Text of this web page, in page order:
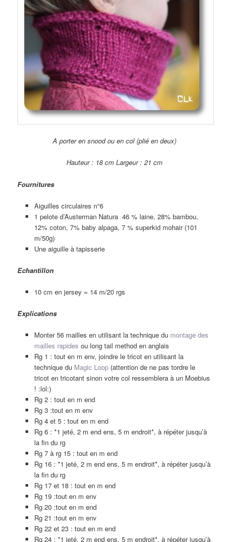
A porter en snood ou en col (plié en deux)
Hauteur : 18 cm Largeur : 21 cm
Fournitures
Aiguilles circulaires n°6
1 pelote d’Austerman Natura 46 % laine, 28% bambou,
12% coton, 7% baby alpaga, 7 % superkid mohair (101
m/50g)
Une aiguille à tapisserie
Echantillon
10 cm en jersey = 14 m/20 rgs
Explications
Monter 56 mailles en utilisant la technique du montage des
mailles rapides ou long tail method en anglais
Rg 1 : tout en m env, joindre le tricot en utilisant la
technique du Magic Loop(attention de ne pas tordre le
tricot en tricotant sinon votre col ressemblera à un Moebius
! :lol:)
Rg 2 : tout en m end
Rg 3 :tout en m env
Rg 4 et 5 : tout en m end
Rg 6 : *1 jeté, 2 m end ens, 5 m endroit*, à répéter jusqu’à
la fin du rg
Rg 7 à rg 15 : tout en m end
Rg 16 : *1 jeté, 2 m end ens, 5 m endroit*, à répéter jusqu’à
la fin du rg
Rg 17 et 18 : tout en m end
Rg 19 :tout en m env
Rg 20 :tout en m end
Rg 21 :tout en m env
Rg 22 et 23 : tout en m end
Rg 24 : *1 jeté, 2 m end ens, 5 m endroit*, à répéter jusqu’à